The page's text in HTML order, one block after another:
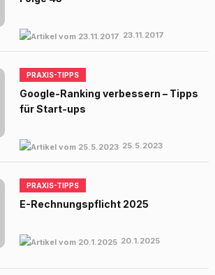
23.11.2017
PRAXIS-TIPPS
Google-Ranking verbessern – Tipps
für Start-ups
25.5.2023
PRAXIS-TIPPS
E-Rechnungspflicht 2025
20.1.2025